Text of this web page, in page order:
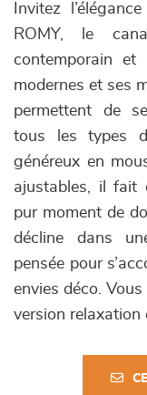
Invitez
ROMY, le
contemporain et
modernes et ses
permettent de
tous les types
généreux en
ajustables, il fait
pur moment de
décline dans
pensée pour
envies déco.
version relaxation